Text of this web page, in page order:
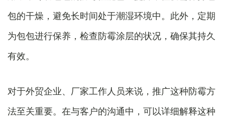
包的干燥，避免长时间处于潮湿环境中。此外，定期
为包包进行保养，检查防霉涂层的状况，确保其持久
有效。
对于外贸企业、厂家工作人员来说，推广这种防霉方
法至关重要。在与客户的沟通中，可以详细解释这种